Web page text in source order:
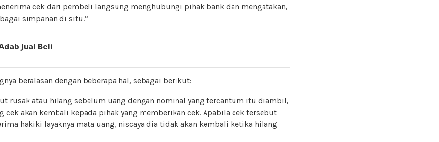
cek dari pembeli langsung menghubungi pihak bank dan mengatakan,
simpanan di situ.”
Jual Beli
beralasan dengan beberapa hal, sebagai berikut:
rusak atau hilang sebelum uang dengan nominal yang tercantum itu diambil,
cek akan kembali kepada pihak yang memberikan cek. Apabila cek tersebut
hakiki layaknya mata uang, niscaya dia tidak akan kembali ketika hilang